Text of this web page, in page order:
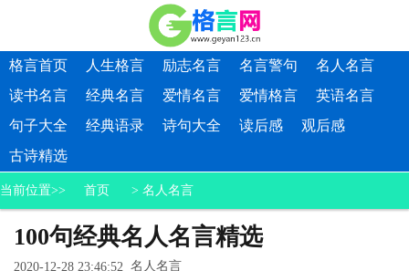
格言首页 人生格言 励志名言 名言警句
名人名言
读书名言
经典名言 爱情名言 爱情格言
英语名言
句子大全
经典语录 诗句大全 读后感
观后感
古诗精选
当前位置>> 首页 > 名人名言
100句经典名人名言精选
2020-12-28 23:46:52 名人名言